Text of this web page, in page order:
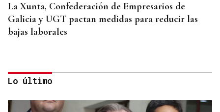
La Xunta, Confederación de Empresarios de
Galicia y UGT pactan medidas para reducir las
bajas laborales
Lo último